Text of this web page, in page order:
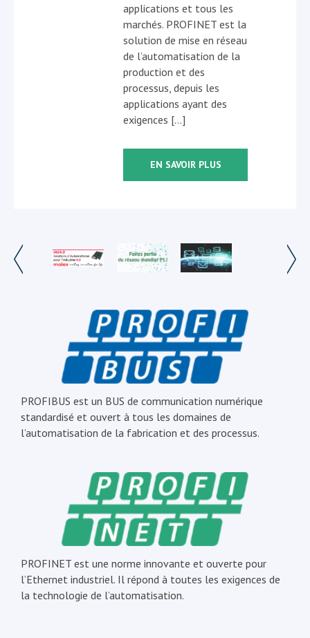
applications et tous les
marchés. PROFINET est la
solution de mise en réseau
de l’automatisation de la
production et des
processus, depuis les
applications ayant des
exigences […]
EN SAVOIR PLUS
PROFIBUS est un BUS de communication numérique
standardisé et ouvert à tous les domaines de
l’automatisation de la fabrication et des processus.
PROFINET est une norme innovante et ouverte pour
l’Ethernet industriel. Il répond à toutes les exigences de
la technologie de l’automatisation.